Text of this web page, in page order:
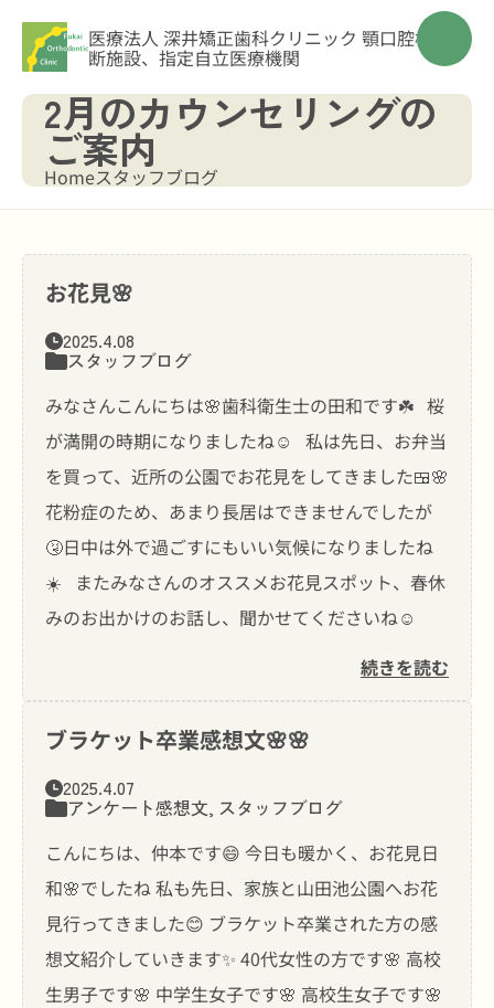
医療法人 深井矯正歯科クリニック 顎口腔機能診
断施設、指定自立医療機関
2月のカウンセリングの
ご案内
Homeスタッフブログ
お花見🌸
2025.4.08
スタッフブログ
みなさんこんにちは🌸歯科衛生士の田和です☘️ 桜
が満開の時期になりましたね☺️ 私は先日、お弁当
を買って、近所の公園でお花見をしてきました🍱🌸
花粉症のため、あまり長居はできませんでしたが
🤧日中は外で過ごすにもいい気候になりましたね
☀️ またみなさんのオススメお花見スポット、春休
みのお出かけのお話し、聞かせてくださいね☺️
続きを読む
ブラケット卒業感想文🌸🌸
2025.4.07
アンケート感想文, スタッフブログ
こんにちは、仲本です😄 今日も暖かく、お花見日
和🌸でしたね 私も先日、家族と山田池公園へお花
見行ってきました😊 ブラケット卒業された方の感
想文紹介していきます✨ 40代女性の方です🌸 高校
生男子です🌸 中学生女子です🌸 高校生女子です🌸